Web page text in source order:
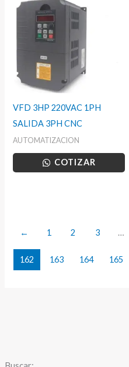
VFD 3HP 220VAC 1PH
SALIDA 3PH CNC
AUTOMATIZACION
COTIZAR
← 1 2 3 …
162 163 164 165